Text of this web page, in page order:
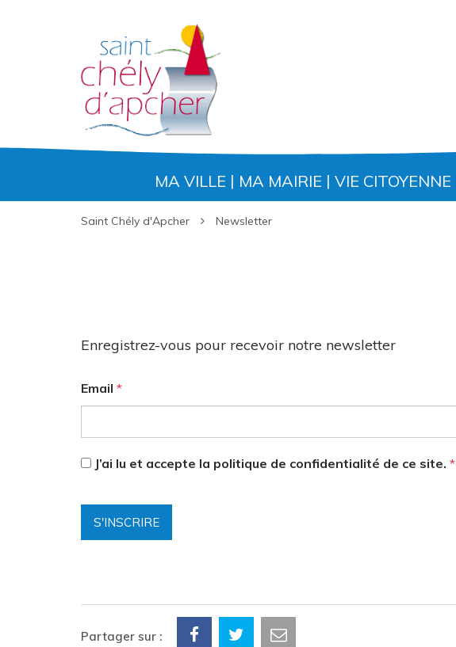
MA VILLE MA MAIRIE VIE CITOYENNE
Saint Chély d'Apcher Newsletter
Enregistrez-vous pour recevoir notre newsletter
Email *
J’ai lu et accepte la politique de confidentialité de ce site. *
Partager sur :